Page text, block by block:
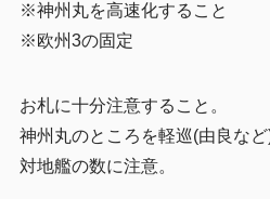
※神州丸を高速化すること
※欧州3の固定
お札に十分注意すること。
神州丸のところを軽巡(由良など
対地艦の数に注意。